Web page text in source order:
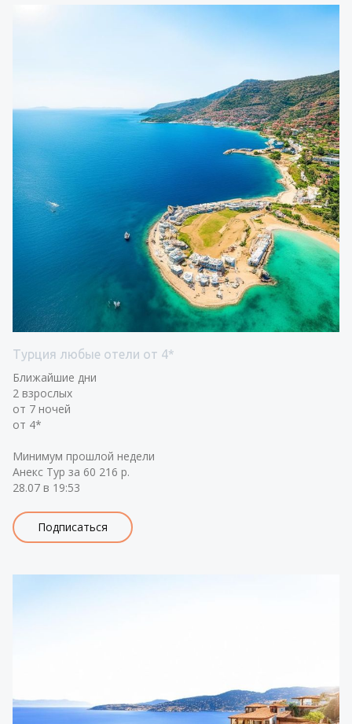
Турция любые отели от 4*
Ближайшие дни
2 взрослых
от 7 ночей
от 4*
Минимум прошлой недели
Анекс Тур за 60 216 р.
28.07 в 19:53
Подписаться